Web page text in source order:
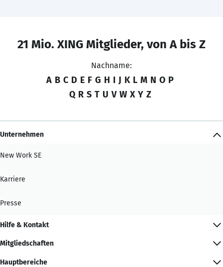
21 Mio. XING Mitglieder, von A bis Z
Nachname:
A B C D E F G H I J K L M N O P
Q R S T U V W X Y Z
Unternehmen
New Work SE
Karriere
Presse
Hilfe & Kontakt
Mitgliedschaften
Hauptbereiche